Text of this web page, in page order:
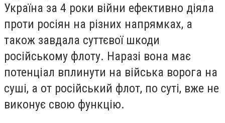
Україна за 4 роки війни ефективно діяла
проти росіян на різних напрямках, а
також завдала суттєвої шкоди
російському флоту. Наразі вона має
потенціал вплинути на війська ворога на
суші, а от російський флот, по суті, вже не
виконує свою функцію.